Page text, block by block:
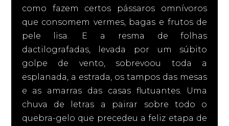
como fazem certos pássaros omnívoros
que consomem vermes, bagas e frutos de
pele lisa. E a resma de folhas
dactilografadas, levada por um súbito
golpe de vento, sobrevoou toda a
esplanada, a estrada, os tampos das mesas
e as amarras das casas flutuantes. Uma
chuva de letras a pairar sobre todo o
quebra-gelo que precedeu a feliz etapa de